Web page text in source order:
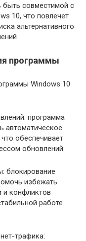
быть совместимой с
10, что повлечет
альтернативного
программы
программа
автоматическое
обеспечивает
обновлений.
блокирование
избежать
конфликтов
работе
трафика: